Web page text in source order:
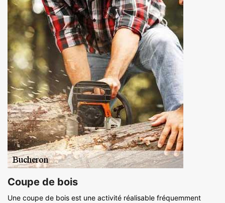
Coupe de bois
Une coupe de bois est une activité réalisable fréquemment